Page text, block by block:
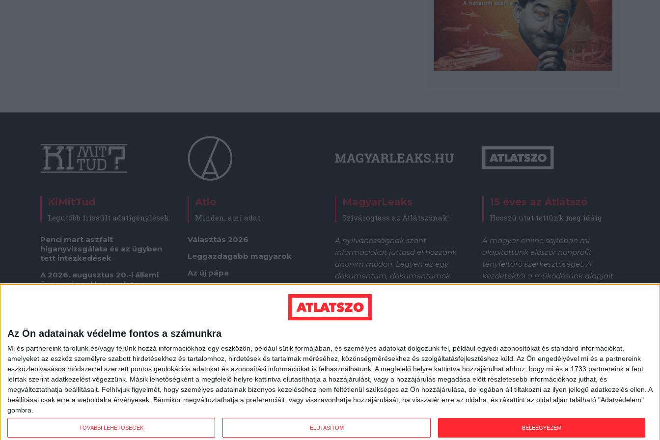
Az Ön adatainak védelme fontos a számunkra
Mi és partnereink tárolunk és/vagy férünk hozzá információkhoz egy eszközön, például sütik formájában, és személyes adatokat dolgozunk fel, például egyedi azonosítókat és standard információkat,
amelyeket az eszköz személyre szabott hirdetésekhez és tartalomhoz, hirdetések és tartalmak méréséhez, közönségmérésekhez és szolgáltatásfejlesztéshez küld. Az Ön engedélyével mi és a partnereink
eszközleolvasásos módszerrel szerzett pontos geolokációs adatokat és azonosítási információkat is felhasználhatunk. A megfelelő helyre kattintva hozzájárulhat ahhoz, hogy mi és a 1733 partnereink a fent
leírtak szerint adatkezelést végezzünk. Másik lehetőségként a megfelelő helyre kattintva elutasíthatja a hozzájárulást, vagy a hozzájárulás megadása előtt részletesebb információkhoz juthat, és
megváltoztathatja beállításait. Felhívjuk figyelmét, hogy személyes adatainak bizonyos kezeléséhez nem feltétlenül szükséges az Ön hozzájárulása, de jogában áll tiltakozni az ilyen jellegű adatkezelés ellen. A
beállításai csak erre a weboldalra érvényesek. Bármikor megváltoztathatja a preferenciáit, vagy visszavonhatja hozzájárulását, ha visszatér erre az oldalra, és rákattint az oldal alján található "Adatvédelem"
gombra.
TOVÁBBI LEHETŐSÉGEK ELUTASÍTOM BELEEGYEZEM
KiMitTud
Legutóbb frissült adatigénylések:
Penci mart aszfalt
higanyvizsgálata és az ügyben
tett intézkedések
A 2026. augusztus 20.-i állami
ünnepséggel kapcsolatos
development plans in Hungary
Kifogások, panaszok elbírálási
ideje
Belső kontrollrendszer
Atlo
Minden, ami adat.
Választás 2026
Leggazdagabb magyarok
Az új pápa
MagyarLeaks
Szivárogtass az Átlátszónak!
A nyilvánosságnak szánt
információkat juttasd el hozzánk
anonim módon. Legyen ez egy
dokumentum, dokumentumok
tömege vagy egy információforrás, a
MagyarLeaksen keresztül el tudod
küldeni nekünk.
15 éves az Átlátszó
Hosszú utat tettünk meg idáig
A magyar online sajtóban mi
alapítottunk először nonprofit
tényfeltáró szerkesztőséget. A
kezdetektől a működésünk alapjait
jelentő közösségi finanszírozás azóta
Támogasd az Átlátszó tényfeltáró
munkáját!
WEBFEJLESZTÉS WEBDESIGN IMPRESSZUM BLOGSZABÁLYZAT